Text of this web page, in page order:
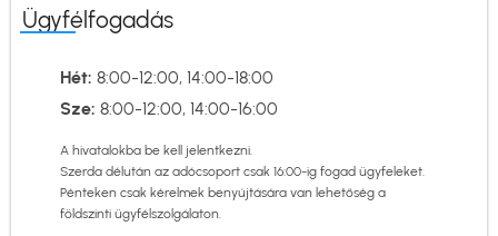
Ügyfélfogadás
Hét: 8:00-12:00, 14:00-18:00
Sze: 8:00-12:00, 14:00-16:00
A hivatalokba be kell jelentkezni.
Szerda délután az adócsoport csak 16:00-ig fogad ügyfeleket.
Pénteken csak kérelmek benyújtására van lehetőség a
földszinti ügyfélszolgálaton.